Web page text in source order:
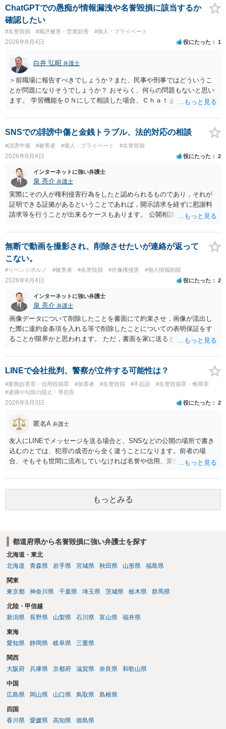
ても失敗する可能性が高いように思われます。 相手を特定できた場
合、相手に全ての弁護士費用を負担させることは可能でしょうか？ →
訴訟外の交渉で相手方が認めれば負担させることができるでしょう。
訴訟で判決となった場合は、実際の弁護士費用が認められる場合と認
められない場合があり何ともいえないところでしょう。
ChatGPTでの愚痴が情報漏洩や名誉毀損に該当するか
確認したい
#名誉毀損 #風評被害・営業妨害 #個人・プライベート
2026年8月4日 役にたった 1
白井 弘昭 弁護士
＞前職場に報告すべきでしょうか？また、民事や刑事ではどういうこ
とが問題になりそうでしょうか？ おそらく、何らの問題もないと思い
ます。 学習機能をＯＮにして相談した場合、Ｃｈａｔｇｐｔがｏｐｅ
する可能性がありますが、個人名や会社名を特定していない限り、一
般論として抽象化されて回答に織り込まれる可能性が生じるにすぎま
せんので、その情報自体が、秘密情報に当たるとは思えませんし、名
誉棄損として、個人や会社に対する誹謗中傷の不特定多数への公開に
当たるとも思われません。 もちろん、誰がその内容をｃｈａｔｇｐｔ
に入力したかも第三者にしられることはないので、個人や会社の特定
をせずに書き込んだことで（おそらく特定して書き込んだとして
も）、相談者さんが刑事民事の責任に問われることはないでしょう。
私見ながらご参考まで。
SNSでの誹謗中傷と金銭トラブル、法的対応の相談
#誹謗中傷 #被害者 #個人・プライベート #名誉毀損
2026年8月4日 役にたった 2
インターネットに強い弁護士
泉 亮介 弁護士
実際にその人が権利侵害行為をしたと認められるものであり，それが
証明できる証拠があるということであれば，開示請求を経ずに慰謝料
請求等を行うことが出来るケースもあります。 公開相談の場では回答
に個別に相談されると良いでしょう。
無断で動画を撮影され、削除させたいが連絡が返って
こない。
#リベンジポルノ #被害者 #名誉毀損 #肖像権侵害 #個人情報削除
2026年8月4日 役にたった 2
インターネットに強い弁護士
泉 亮介 弁護士
画像データについて削除したことを書面にて約束させ，画像が流出し
た際に違約金条項を入れる等で削除したことについての表明保証をす
ることが限界かと思われます。 ただ，書面を家に送ると家族に不貞行
除等を求めることは避けたほうが良いかと思われます。
LINEで会社批判、警察が立件する可能性は？
#業務妨害罪・信用毀損罪 #加害者 #名誉毀損 #不起訴
#名誉毀損罪・侮辱罪
#逮捕や勾留の阻止・準抗告
2026年8月3日 役にたった 2
匿名A 弁護士
友人にLINEでメッセージを送る場合と、SNSなどの公開の場所で書き
込むのとでは、犯罪の成否から全く違うことになります。前者の場
合、そもそも世間に流布していなければ名誉や信用、業務にかかる犯
もっとみる
都道府県から名誉毀損に強い弁護士を探す
北海道・東北
北海道
青森県 岩手県 宮城県 秋田県 山形県 福島県
関東
東京都
神奈川県 千葉県 埼玉県 茨城県 栃木県 群馬県
北陸・甲信越
新潟県
長野県 山梨県 石川県 富山県 福井県
東海
愛知県
静岡県 岐阜県 三重県
関西
大阪府
兵庫県 京都府 滋賀県 奈良県 和歌山県
中国
広島県
岡山県 山口県 鳥取県 島根県
四国
香川県
愛媛県 高知県 徳島県